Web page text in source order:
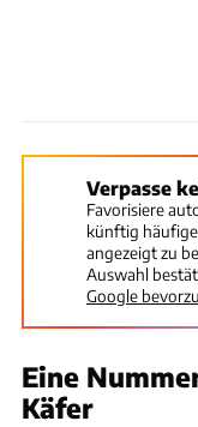
Verpasse
Favorisiere
künftig
angezeigt zu
Auswahl
Google
Eine
Käfer